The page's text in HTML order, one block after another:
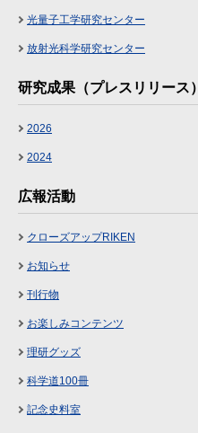
光量子工学研究センター
放射光科学研究センター
研究成果（プレスリリース）
2026
2024
広報活動
クローズアップRIKEN
お知らせ
刊行物
お楽しみコンテンツ
理研グッズ
科学道100冊
記念史料室